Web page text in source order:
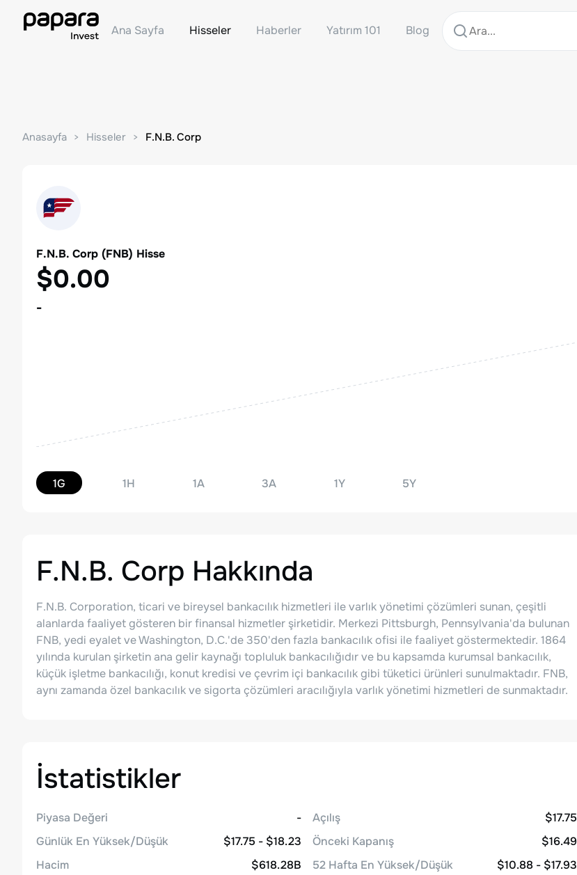
Ana Sayfa Hisseler Haberler Yatırım 101 Blog
Anasayfa Hisseler F.N.B. Corp
F.N.B. Corp (FNB) Hisse
$0.00
-
1G 1H 1A 3A 1Y 5Y
F.N.B. Corp Hakkında
F.N.B. Corporation, ticari ve bireysel bankacılık hizmetleri ile varlık yönetimi çözümleri sunan, çeşitli
alanlarda faaliyet gösteren bir finansal hizmetler şirketidir. Merkezi Pittsburgh, Pennsylvania'da bulunan
FNB, yedi eyalet ve Washington, D.C.'de 350'den fazla bankacılık ofisi ile faaliyet göstermektedir. 1864
yılında kurulan şirketin ana gelir kaynağı topluluk bankacılığıdır ve bu kapsamda kurumsal bankacılık,
küçük işletme bankacılığı, konut kredisi ve çevrim içi bankacılık gibi tüketici ürünleri sunulmaktadır. FNB,
aynı zamanda özel bankacılık ve sigorta çözümleri aracılığıyla varlık yönetimi hizmetleri de sunmaktadır.
İstatistikler
Piyasa Değeri
-
Günlük En Yüksek/Düşük
$17.75 - $18.23
Hacim
$618.28B
Açılış
$17.75
Önceki Kapanış
$16.49
52 Hafta En Yüksek/Düşük
$10.88 - $17.93